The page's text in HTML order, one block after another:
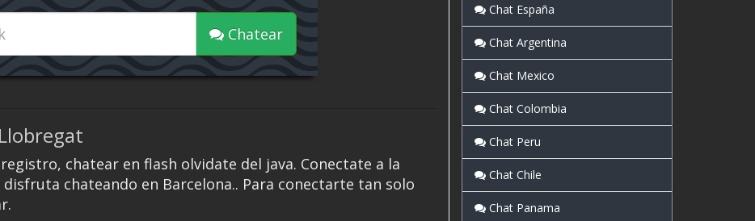
Chatear
chatear en flash olvidate del java. Conectate a la
chateando en Barcelona.. Para conectarte tan solo
Chat España
Chat Argentina
Chat Mexico
Chat Colombia
Chat Peru
Chat Chile
Chat Panama